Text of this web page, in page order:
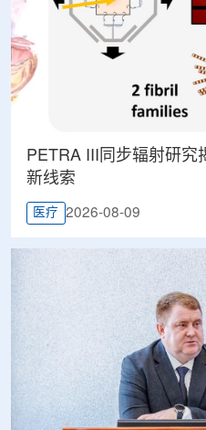
PETRA III同步辐射研究
新线索
医疗 2026-08-09